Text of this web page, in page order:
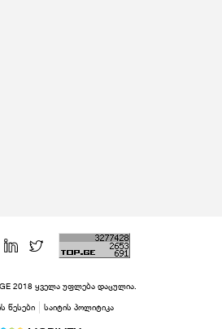
2018 ყველა უფლება დაცულია.
წესები საიტის პოლიტიკა